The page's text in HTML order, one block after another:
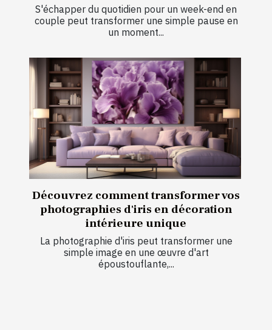
S'échapper du quotidien pour un week-end en
couple peut transformer une simple pause en
un moment...
Découvrez comment transformer vos
photographies d'iris en décoration
intérieure unique
La photographie d'iris peut transformer une
simple image en une œuvre d'art
époustouflante,...